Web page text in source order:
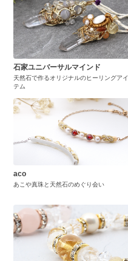
石家ユニバーサルマインド
天然石で作るオリジナルのヒーリングアイ
テム
aco
あこや真珠と天然石のめぐり会い